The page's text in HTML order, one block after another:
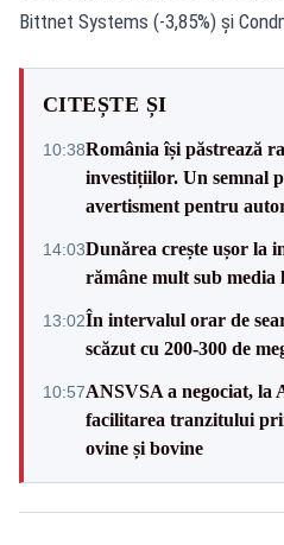
Bittnet Systems (-3,85%) şi
CITEȘTE ȘI
10:38România își păstrează
investițiilor. Un semnal
avertisment pentru
14:03Dunărea crește ușor la
rămâne mult sub media
13:02În intervalul orar de
scăzut cu 200-300 de
10:57ANSVSA a negociat, la
facilitarea tranzitului
ovine și bovine